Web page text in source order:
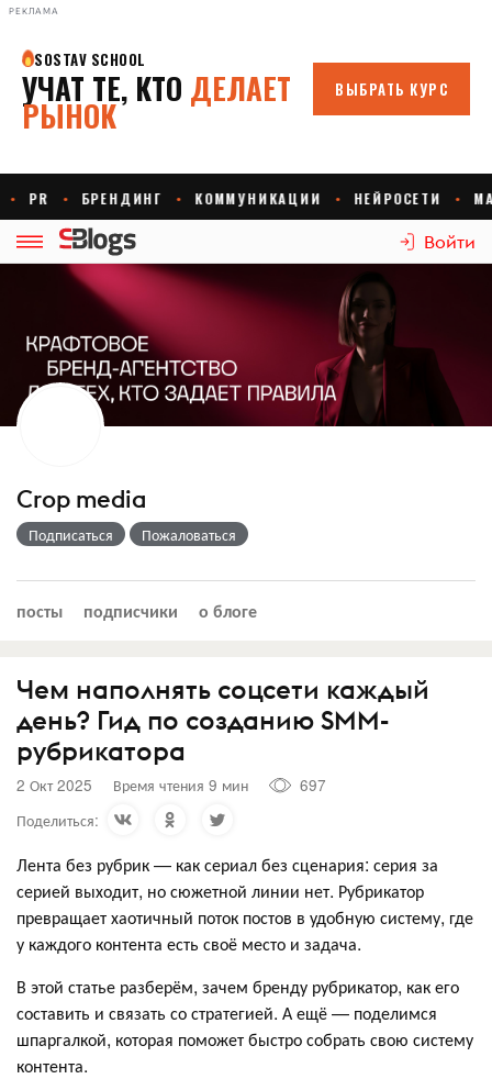
РЕКЛАМА
Войти
Crop media
Подписаться Пожаловаться
посты подписчики о блоге
Чем наполнять соцсети каждый
день? Гид по созданию SMM-
рубрикатора
2 Окт 2025 Время чтения 9 мин
697
Поделиться:
Лента без рубрик — как сериал без сценария: серия за
серией выходит, но сюжетной линии нет. Рубрикатор
превращает хаотичный поток постов в удобную систему, где
у каждого контента есть своё место и задача.
В этой статье разберём, зачем бренду рубрикатор, как его
составить и связать со стратегией. А ещё — поделимся
шпаргалкой, которая поможет быстро собрать свою систему
контента.